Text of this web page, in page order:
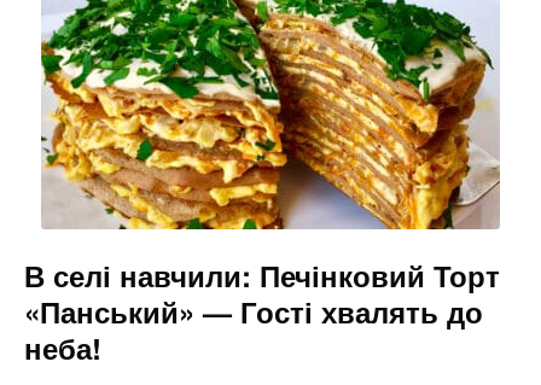
В селі навчили: Печінковий Торт
«Панський» — Гості хвалять до
неба!